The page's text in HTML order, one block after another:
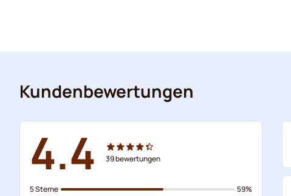
Kundenbewertungen
4.4 39bewertungen
5 Sterne
59%